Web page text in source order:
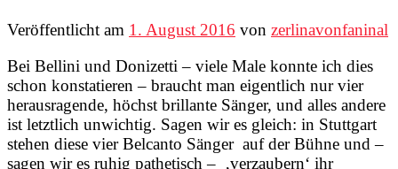
Veröffentlicht am 1. August 2016 von zerlinavonfaninal
Bei Bellini und Donizetti – viele Male konnte ich dies
schon konstatieren – braucht man eigentlich nur vier
herausragende, höchst brillante Sänger, und alles andere
ist letztlich unwichtig. Sagen wir es gleich: in Stuttgart
stehen diese vier Belcanto Sänger auf der Bühne und –
sagen wir es ruhig pathetisch – ‚verzaubern‘ ihr